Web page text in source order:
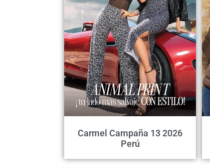
Carmel Campaña 13 2026
Perú